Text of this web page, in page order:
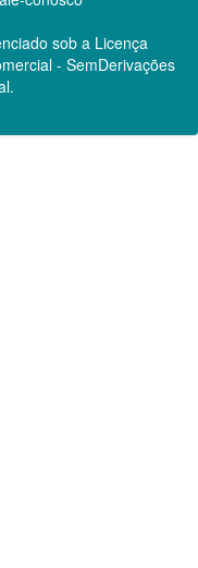
sob a Licença
- SemDerivações